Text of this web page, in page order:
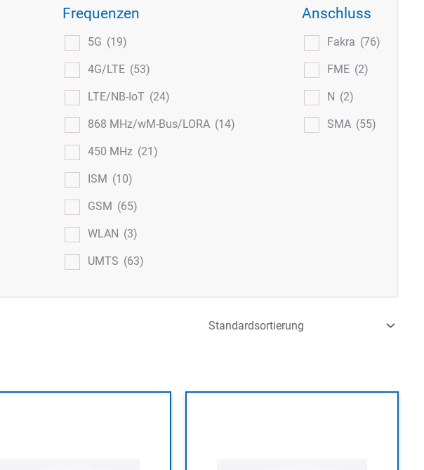
Frequenzen
5G (19)
4G/LTE (53)
LTE/NB-IoT (24)
868 MHz/wM-Bus/LORA (14)
450 MHz (21)
ISM (10)
GSM (65)
WLAN (3)
UMTS (63)
Anschluss
Fakra (76)
FME (2)
N (2)
SMA (55)